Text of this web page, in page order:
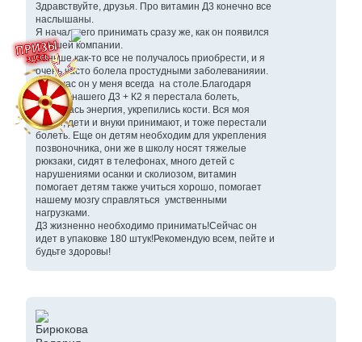
Здравствуйте, друзья. Про витамин Д3 конечно все
наслышаны.
Я начала его принимать сразу же, как он появился
в нашей компании.
Раньше как-то все не получалось приобрести, и я
очень часто болела простудными заболеванияии.
А сейчас он у меня всегда на столе.Благодаря
приему нашего Д3 + К2 я перестала болеть,
появилась энергия, укрепились кости. Вся моя
семья, дети и внуки принимают, и тоже перестали
болеть. Еще он детям необходим для укрепления
позвоночника, они же в школу носят тяжелые
рюкзаки, сидят в телефонах, много детей с
нарушениями осанки и сколиозом, витамин
помогает детям также учиться хорошо, помогает
нашему мозгу справляться умственными
нагрузками.
Д3 жизненно необходимо принимать!Сейчас он
идет в упаковке 180 штук!Рекомендую всем, пейте и
будьте здоровы!